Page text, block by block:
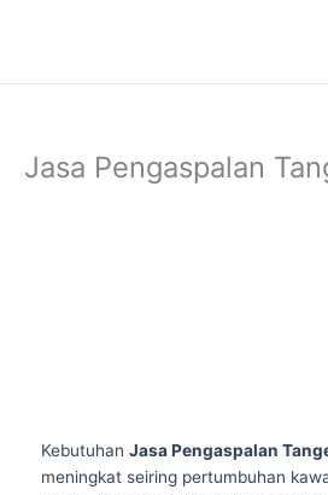
Jasa Pengaspalan
Kebutuhan Jasa Pengaspalan
meningkat seiring pertumbuhan